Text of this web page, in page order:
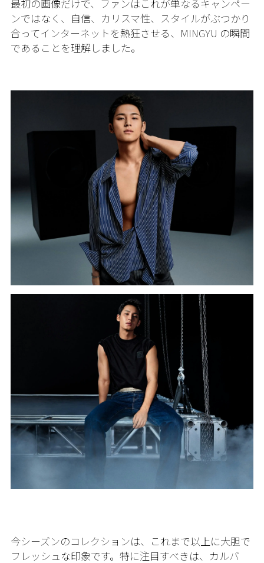
最初の画像だけで、ファンはこれが単なるキャンペー
ンではなく、自信、カリスマ性、スタイルがぶつかり
合ってインターネットを熱狂させる、MINGYU の瞬間
であることを理解しました。
今シーズンのコレクションは、これまで以上に大胆で
フレッシュな印象です。特に注目すべきは、カルバ